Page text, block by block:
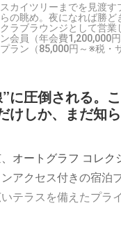
カイツリーまでを見渡す
らの眺め。夜になれば勝
ラブラウンジとして営業
会員（年会費1,200,000
ラン（85,000円～※税・
に圧倒される。
けしか、まだ知ら
オートグラフ コレク
アクセス付きの宿泊
テラスを備えたプラ